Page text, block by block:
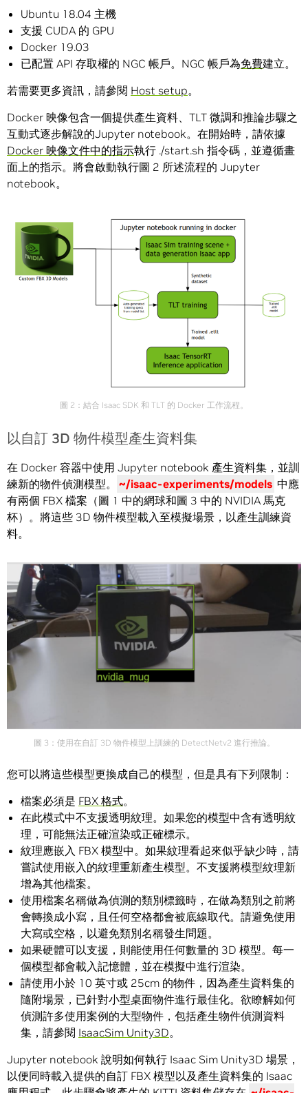
Ubuntu 18.04 主機
支援 CUDA 的 GPU
Docker 19.03
已配置 API 存取權的 NGC 帳戶。NGC 帳戶為免費建立。
若需要更多資訊，請參閱 Host setup。
Docker 映像包含一個提供產生資料、TLT 微調和推論步驟之
互動式逐步解說的Jupyter notebook。在開始時，請依據
Docker 映像文件中的指示執行 ./start.sh 指令碼，並遵循畫
面上的指示。將會啟動執行圖 2 所述流程的 Jupyter
notebook。
圖 2：結合 Isaac SDK 和 TLT 的 Docker 工作流程。
以自訂 3D 物件模型產生資料集
在 Docker 容器中使用 Jupyter notebook 產生資料集，並訓
練新的物件偵測模型。
~/isaac-experiments/models 中應
有兩個 FBX 檔案（圖 1 中的網球和圖 3 中的 NVIDIA 馬克
杯）。將這些 3D 物件模型載入至模擬場景，以產生訓練資
料。
圖 3：使用在自訂 3D 物件模型上訓練的 DetectNetv2 進行推論。
您可以將這些模型更換成自己的模型，但是具有下列限制：
檔案必須是 FBX 格式。
在此模式中不支援透明紋理。如果您的模型中含有透明紋
理，可能無法正確渲染或正確標示。
紋理應嵌入 FBX 模型中。如果紋理看起來似乎缺少時，請
嘗試使用嵌入的紋理重新產生模型。不支援將模型紋理新
增為其他檔案。
使用檔案名稱做為偵測的類別標籤時，在做為類別之前將
會轉換成小寫，且任何空格都會被底線取代。請避免使用
大寫或空格，以避免類別名稱發生問題。
如果硬體可以支援，則能使用任何數量的 3D 模型。每一
個模型都會載入記憶體，並在模擬中進行渲染。
請使用小於 10 英寸或 25cm 的物件，因為產生資料集的
隨附場景，已針對小型桌面物件進行最佳化。欲瞭解如何
偵測許多使用案例的大型物件，包括產生物件偵測資料
集，請參閱 IsaacSim Unity3D。
Jupyter notebook 說明如何執行 Isaac Sim Unity3D 場景，
以便同時載入提供的自訂 FBX 模型以及產生資料集的 Isaac